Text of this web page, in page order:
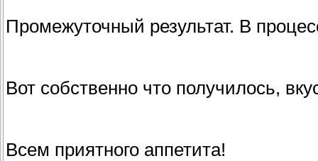
Промежуточный результат. В
Вот собственно что получилось,
Всем приятного аппетита!